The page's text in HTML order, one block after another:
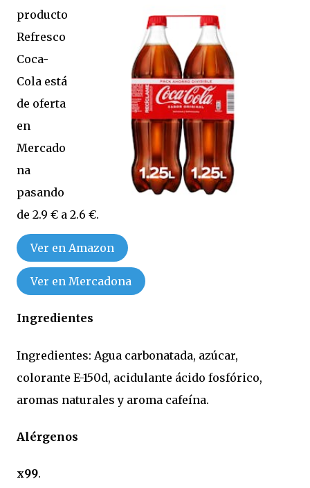
producto
Refresco
Coca-
Cola está
de oferta
en
Mercado
na
pasando
de 2.9 € a 2.6 €.
Ver en Amazon
Ver en Mercadona
Ingredientes
Ingredientes: Agua carbonatada, azúcar,
colorante E-150d, acidulante ácido fosfórico,
aromas naturales y aroma cafeína.
Alérgenos
x99.